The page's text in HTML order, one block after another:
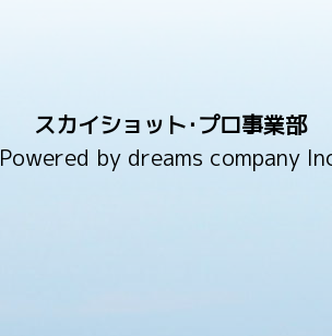
スカイショット･プロ事業部
Powered by dreams company